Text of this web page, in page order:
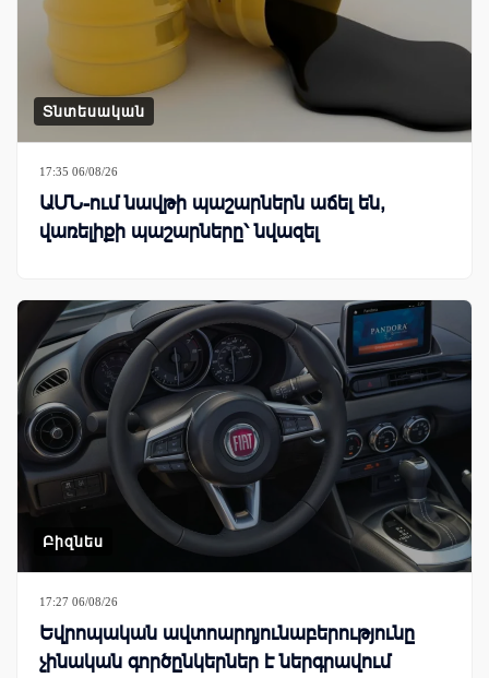
Տնտեսական
17:35 06/08/26
ԱՄՆ-ում նավթի պաշարներն աճել են,
վառելիքի պաշարները՝ նվազել
Բիզնես
17:27 06/08/26
Եվրոպական ավտոարդյունաբերությունը
չինական գործընկերներ է ներգրավում